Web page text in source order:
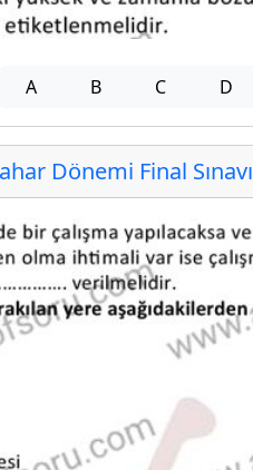
A B C D
Dönemi Final Sınavı